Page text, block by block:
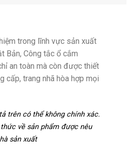
trong lĩnh vực sản xuất
Bản, Công tắc ổ cắm
an toàn mà còn được thiết
cấp, trang nhã hòa hợp mọi
trên có thể không chính xác.
về sản phẩm được nêu
sản xuất